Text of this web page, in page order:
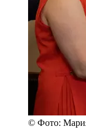
© Фото: